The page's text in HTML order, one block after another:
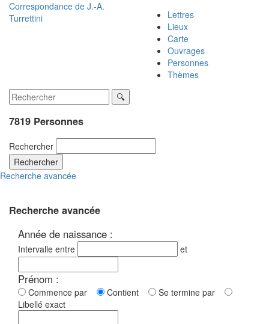
Correspondance de J.-A.
Turrettini
Lettres
Lieux
Carte
Ouvrages
Personnes
Thèmes
7819 Personnes
Rechercher
Rechercher
Recherche avancée
Recherche avancée
Année de naissance :
Intervalle entre et
Prénom :
Commence par Contient
Se termine par
Libellé exact